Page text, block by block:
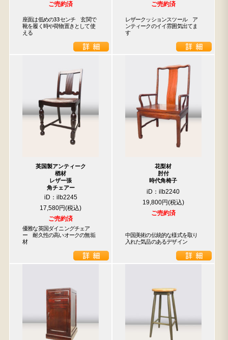
ご売約済
座面は低めの33センチ　玄関で
靴を履く時や荷物置きとして使
える
ご売約済
レザークッションスツール　ア
ンティークのイイ雰囲気出てま
す
英国製アンティーク
楢材
レザー張
角チェアー
iD：ilb2245
17,580円
ご売約済
優雅な英国ダイニングチェア
ー　耐久性の高いオークの無垢
材
花梨材
肘付
時代角椅子
iD：ilb2240
19,800円
ご売約済
中国美術の伝統的な様式を取り
入れた気品のあるデザイン